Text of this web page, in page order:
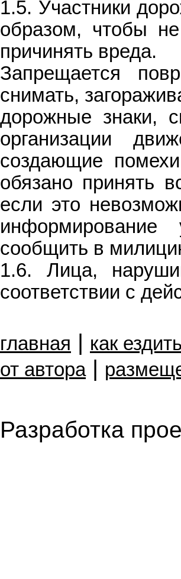
1.5. Участники
образом, чтобы
причинять вреда.
Запрещается
снимать,
дорожные знаки,
организации
создающие
обязано принять
если это
сообщить в
1.6. Лица,
соответствии с
главная | как ездить
от автора|
Разработка